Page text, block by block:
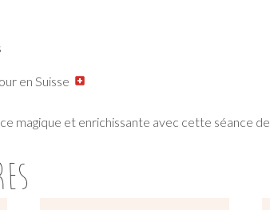
en Suisse
magique et enrichissante avec cette séance de